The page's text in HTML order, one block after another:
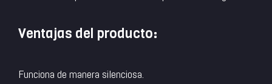
Ventajas del producto:
Funciona de manera silenciosa.